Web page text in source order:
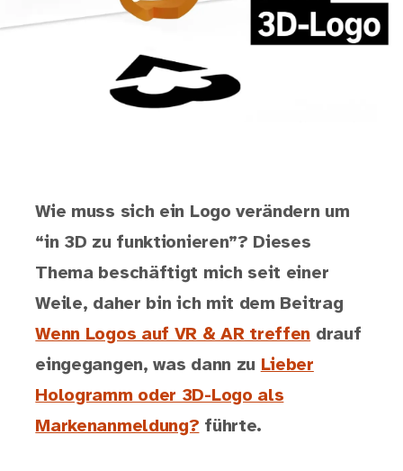
Wie muss sich ein Logo verändern um
“in 3D zu funktionieren”? Dieses
Thema beschäftigt mich seit einer
Weile, daher bin ich mit dem Beitrag
Wenn Logos auf VR & AR treffen drauf
eingegangen, was dann zu Lieber
Hologramm oder 3D-Logo als
Markenanmeldung? führte.